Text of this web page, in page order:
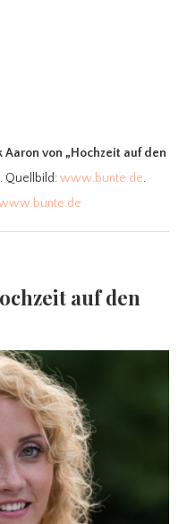
Aaron von „Hochzeit auf den
. Quellbild:www.bunte.de.
auf den